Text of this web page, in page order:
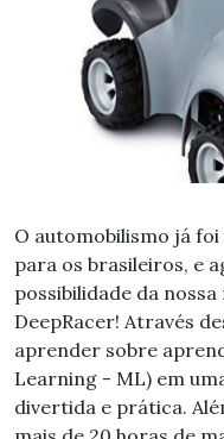
O automobilismo já
para os brasileiros, e
possibilidade da
DeepRacer! Através
aprender sobre
Learning - ML) em
divertida e prática.